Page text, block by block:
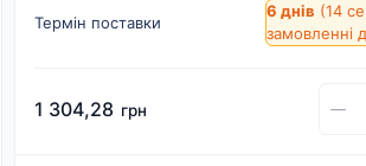
Термін поставки
6 днів (14
замовленні
1 304,28 грн